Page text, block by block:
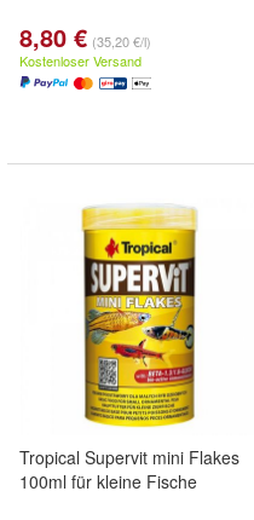
8,80 € (35,20 €/l)
Kostenloser Versand
Tropical Supervit mini Flakes
100ml für kleine Fische